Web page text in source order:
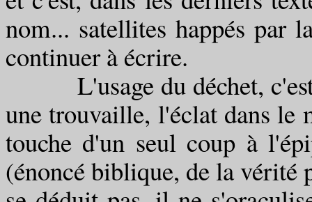
nom... satellites happés par
continuer à écrire.
L'usage du déchet, c'est
une trouvaille, l'éclat dans le
touche d'un seul coup à
(énoncé biblique, de la vérité